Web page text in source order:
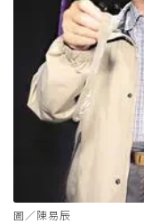
圖／陳易辰